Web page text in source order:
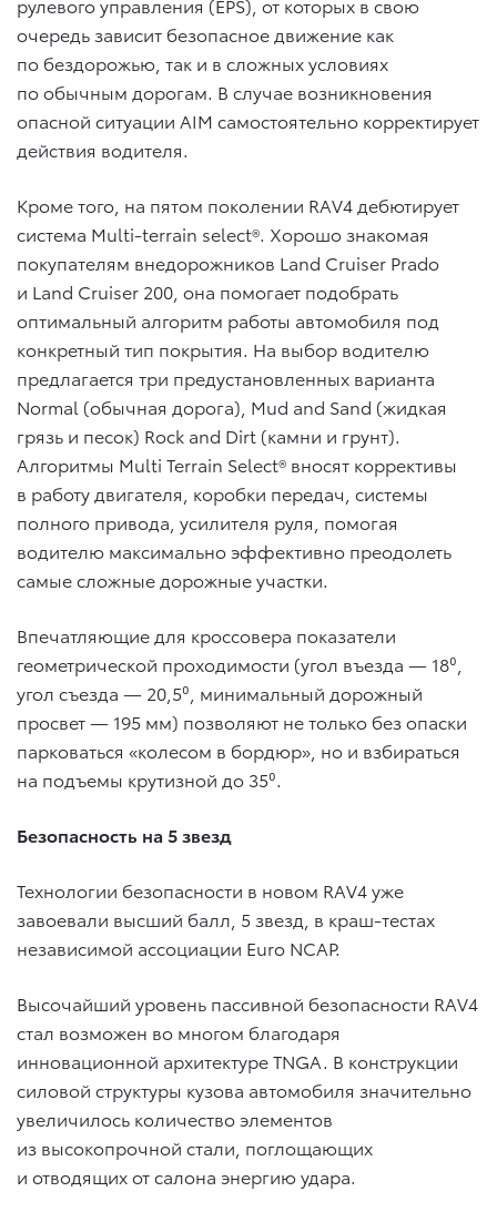
очередь зависит безопасное движение как
по бездорожью, так и в сложных условиях
по обычным дорогам. В случае возникновения
опасной ситуации AIM самостоятельно корректирует
действия водителя.
Кроме того, на пятом поколении RAV4 дебютирует
система Multi-terrain select®. Хорошо знакомая
покупателям внедорожников Land Cruiser Prado
и Land Cruiser 200, она помогает подобрать
оптимальный алгоритм работы автомобиля под
конкретный тип покрытия. На выбор водителю
предлагается три предустановленных варианта
Normal (обычная дорога), Mud and Sand (жидкая
грязь и песок) Rock and Dirt (камни и грунт).
Алгоритмы Multi Terrain Select® вносят коррективы
в работу двигателя, коробки передач, системы
полного привода, усилителя руля, помогая
водителю максимально эффективно преодолеть
самые сложные дорожные участки.
Впечатляющие для кроссовера показатели
геометрической проходимости (угол въезда — 18⁰,
угол съезда — 20,5⁰, минимальный дорожный
просвет — 195 мм) позволяют не только без опаски
парковаться «колесом в бордюр», но и взбираться
на подъемы крутизной до 35⁰.
Безопасность на 5 звезд
Технологии безопасности в новом RAV4 уже
завоевали высший балл, 5 звезд, в краш-тестах
независимой ассоциации Euro NCAP.
Высочайший уровень пассивной безопасности RAV4
стал возможен во многом благодаря
инновационной архитектуре TNGA. В конструкции
силовой структуры кузова автомобиля значительно
увеличилось количество элементов
из высокопрочной стали, поглощающих
и отводящих от салона энергию удара.